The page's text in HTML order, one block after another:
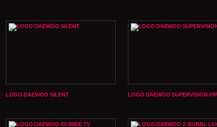
LOGO DAEWOO SILENT LOGO DAEWOO SUPERVISION PIP